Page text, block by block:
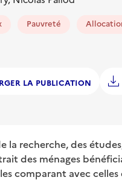
Pauvreté
LA PUBLICATION
la recherche, des
des ménages
comparant avec